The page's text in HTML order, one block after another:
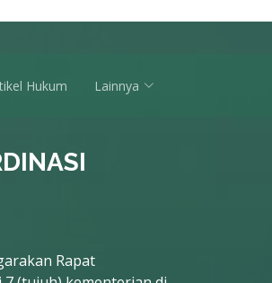
Hukum Lainnya
Rapat